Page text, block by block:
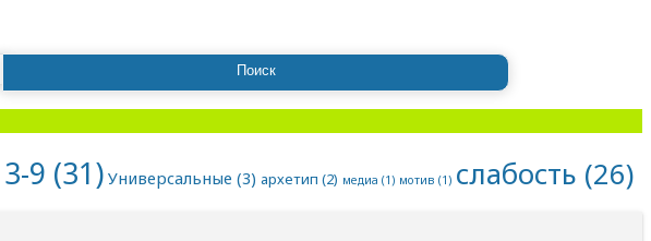
3-9 (31) Универсальные (3) архетип (2) медиа (1) мотив (1) слабость (26)